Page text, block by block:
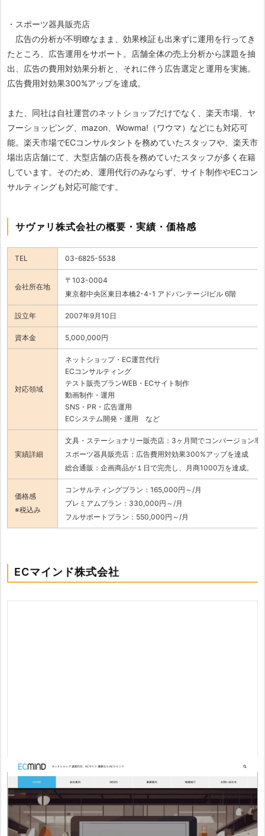
・スポーツ器具販売店
広告の分析が不明瞭なまま、効果検証も出来ずに運用を行ってき
たところ、広告運用をサポート。店舗全体の売上分析から課題を抽
出、広告の費用対効果分析と、それに伴う広告選定と運用を実施。
広告費用対効果300%アップを達成。
また、同社は自社運営のネットショップだけでなく、楽天市場、ヤ
フーショッピング、mazon、Wowma!（ワウマ）などにも対応可
能。楽天市場でECコンサルタントを務めていたスタッフや、楽天市
場出店店舗にて、大型店舗の店長を務めていたスタッフが多く在籍
しています。そのため、運用代行のみならず、サイト制作やECコン
サルティングも対応可能です。
サヴァリ株式会社の概要・実績・価格感
TEL 03-6825-5538
会社所在地
〒103-0004
東京都中央区東日本橋2-4-1 アドバンテージⅠビル 6階
設立年 2007年9月10日
資本金 5,000,000円
対応領域
ネットショップ・EC運営代行
ECコンサルティング
テスト販売プランWEB・ECサイト制作
動画制作・運用
SNS・PR・広告運用
ECシステム開発・運用 など
実績詳細
文具・ステーショナリー販売店：3ヶ月間でコンバージョン率
スポーツ器具販売店：広告費用対効果300%アップを達成
総合通販：企画商品が１日で完売し、月商1000万を達成。
価格感
※税込み
コンサルティングプラン：165,000円～/月
プレミアムプラン：330,000円～/月
フルサポートプラン：550,000円～/月
ECマインド株式会社
ECマインド株式会社のおすすめポイント
・ネットショップ運営の実務経験が豊富なスタッフによるサ
ポート